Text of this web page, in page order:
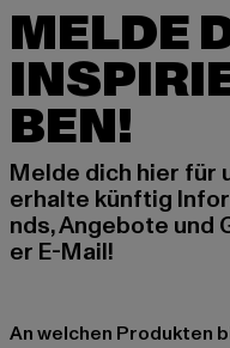
MELDE
BEN!
Melde dich hier für
erhalte künftig
nds, Angebote und
er E-Mail!
An welchen Produkten